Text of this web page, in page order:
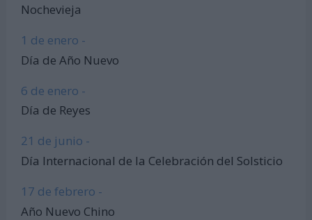
Nochevieja
1 de enero -
Día de Año Nuevo
6 de enero -
Día de Reyes
21 de junio -
Día Internacional de la Celebración del Solsticio
17 de febrero -
Año Nuevo Chino